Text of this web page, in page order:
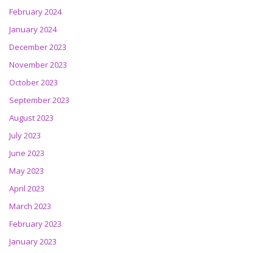
February 2024
January 2024
December 2023
November 2023
October 2023
September 2023
August 2023
July 2023
June 2023
May 2023
April 2023
March 2023
February 2023
January 2023